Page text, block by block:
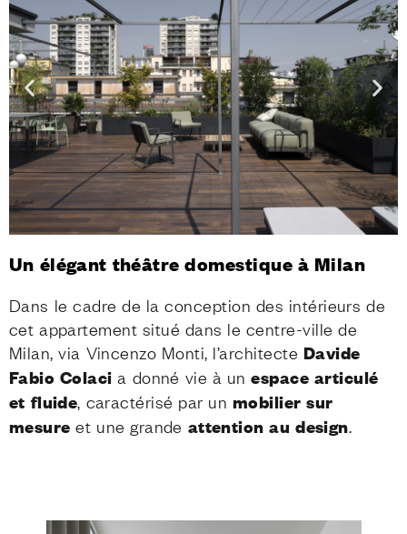
Un élégant théâtre domestique à Milan
Dans le cadre de la conception des intérieurs de
cet appartement situé dans le centre-ville de
Milan, via Vincenzo Monti, l’architecte Davide
Fabio Colaci a donné vie à unespace articulé
et fluide, caractérisé par unmobilier sur
mesure et une grande attention au design.